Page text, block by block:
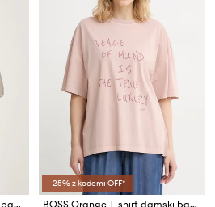
BOSS Orange T-shirt damski bawełniany C_Elou
-25% z kodem: OFF*
BOSS Orange T-shirt damski bawełniany C_Eboys_3